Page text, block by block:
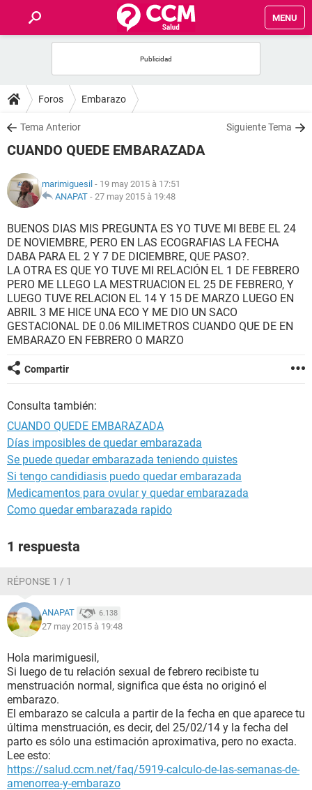
MENU
FORUMS
SALUD
NUTRICIÓN
BIENESTAR
SEXUALIDAD
GLOSARIO
Foros Embarazo
Tema Anterior Siguiente Tema
CUANDO QUEDE EMBARAZADA
marimiguesil - 19 may 2015 à 17:51
ANAPAT - 27 may 2015 à 19:48
BUENOS DIAS MIS PREGUNTA ES YO TUVE MI BEBE EL 24
DE NOVIEMBRE, PERO EN LAS ECOGRAFIAS LA FECHA
DABA PARA EL 2 Y 7 DE DICIEMBRE, QUE PASO?.
LA OTRA ES QUE YO TUVE MI RELACIÓN EL 1 DE FEBRERO
PERO ME LLEGO LA MESTRUACION EL 25 DE FEBRERO, Y
LUEGO TUVE RELACION EL 14 Y 15 DE MARZO LUEGO EN
ABRIL 3 ME HICE UNA ECO Y ME DIO UN SACO
GESTACIONAL DE 0.06 MILIMETROS CUANDO QUE DE EN
EMBARAZO EN FEBRERO O MARZO
Compartir
Consulta también:
CUANDO QUEDE EMBARAZADA
Días imposibles de quedar embarazada
Se puede quedar embarazada teniendo quistes
Si tengo candidiasis puedo quedar embarazada
Medicamentos para ovular y quedar embarazada
Como quedar embarazada rapido
1 respuesta
RÉPONSE 1 / 1
ANAPAT 6.138
27 may 2015 à 19:48
Hola marimiguesil,
Si luego de tu relación sexual de febrero recibiste tu
menstruación normal, significa que ésta no originó el
embarazo.
El embarazo se calcula a partir de la fecha en que aparece tu
última menstruación, es decir, del 25/02/14 y la fecha del
parto es sólo una estimación aproximativa, pero no exacta.
Lee esto:
https://salud.ccm.net/faq/5919-calculo-de-las-semanas-de-
amenorrea-y-embarazo